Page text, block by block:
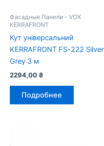
Фасадные Панели - VOX
KERRAFRONT
Кут універсальний
KERRAFRONT FS-222 Silver
Grey 3 м
2294,00 ₴
Подробнее